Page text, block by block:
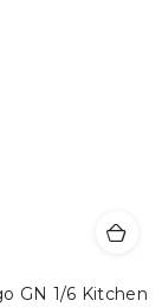
GN 1/6 Kitchen